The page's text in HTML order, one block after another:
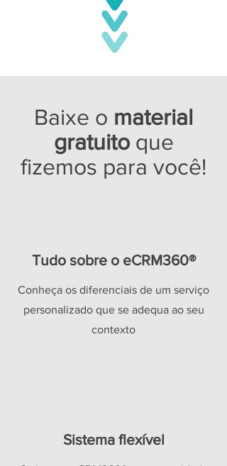
Baixe o material
gratuitoque
fizemos para você!
Tudo sobre o eCRM360®
Conheça os diferenciais de um serviço
personalizado que se adequa ao seu
contexto
Sistema flexível